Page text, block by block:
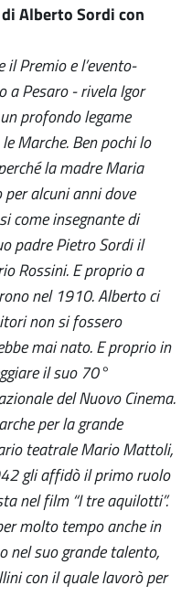
Alberto Sordi con
Premio e l’evento-
a Pesaro - rivela Igor
profondo legame
Marche. Ben pochi lo
la madre Maria
alcuni anni dove
come insegnante di
padre Pietro Sordi il
Rossini. E proprio a
nel 1910. Alberto ci
non si fossero
mai nato. E proprio in
il suo 70°
del Nuovo Cinema.
per la grande
teatrale Mario Mattoli,
gli affidò il primo ruolo
nel film “I tre aquilotti”.
molto tempo anche in
nel suo grande talento,
con il quale lavorò per